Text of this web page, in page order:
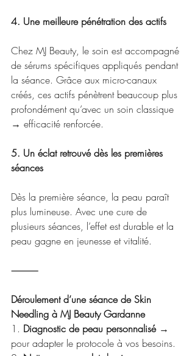
4. Une meilleure pénétration des actifs
Chez MJ Beauty, le soin est accompagné
de sérums spécifiques appliqués pendant
la séance. Grâce aux micro-canaux
créés, ces actifs pénètrent beaucoup plus
profondément qu’avec un soin classique
→ efficacité renforcée.
5. Un éclat retrouvé dès les premières
séances
Dès la première séance, la peau paraît
plus lumineuse. Avec une cure de
plusieurs séances, l’effet est durable et la
peau gagne en jeunesse et vitalité.
⸻
Déroulement d’une séance de Skin
Needling à MJ Beauty Gardanne
1. Diagnostic de peau personnalisé →
pour adapter le protocole à vos besoins.